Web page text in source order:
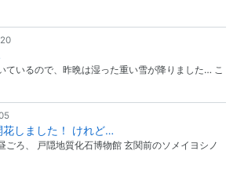
ているので、昨晩は湿った重い雪が降りました… こ
花しました！ けれど…
ごろ、 戸隠地質化石博物館 玄関前のソメイヨシノ